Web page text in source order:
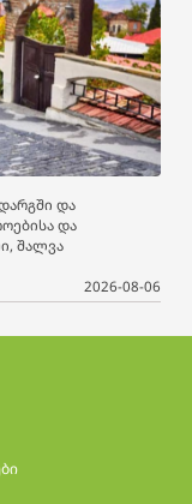
და
და
შალვა
2026-08-06